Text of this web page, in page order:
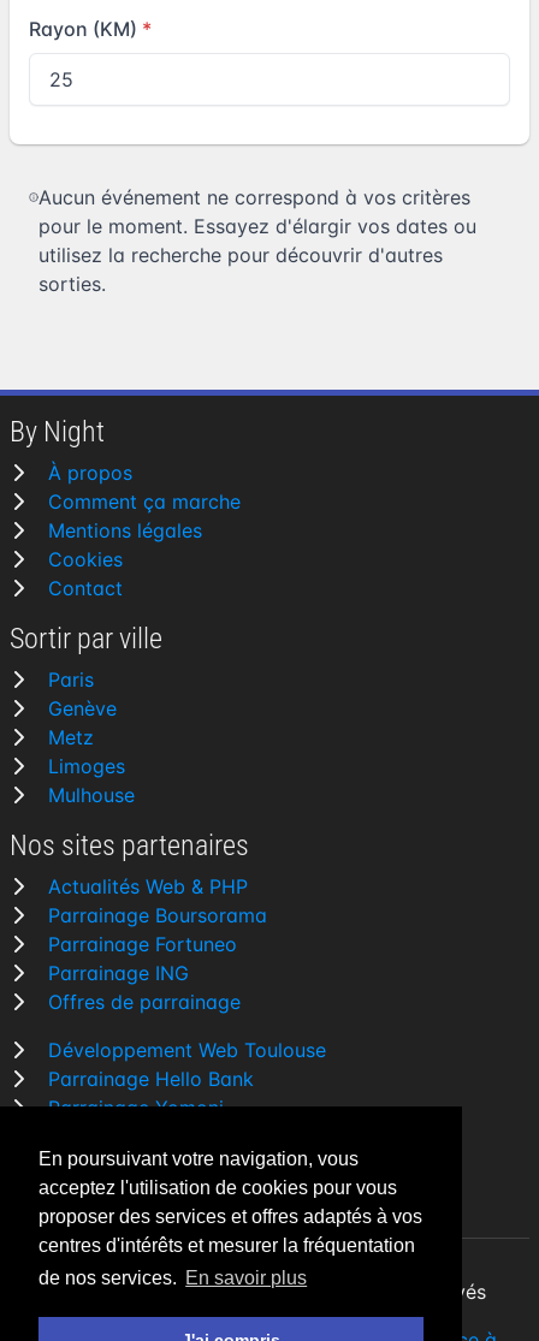
En poursuivant votre navigation, vous
acceptez l'utilisation de cookies pour vous
proposer des services et offres adaptés à vos
centres d'intérêts et mesurer la fréquentation
de nos services. En savoir plus
Rayon (KM)
Aucun événement ne correspond à vos critères
pour le moment. Essayez d'élargir vos dates ou
utilisez la recherche pour découvrir d'autres
sorties.
By Night
À propos
Comment ça marche
Mentions légales
Cookies
Contact
Sortir par ville
Paris
Genève
Metz
Limoges
Mulhouse
Nos sites partenaires
Actualités Web & PHP
Parrainage Boursorama
Parrainage Fortuneo
Parrainage ING
Offres de parrainage
Développement Web Toulouse
Parrainage Hello Bank
Parrainage Yomoni
Comparatif banque
By Night v5.7.3| © 2026 - Tous droits réservés